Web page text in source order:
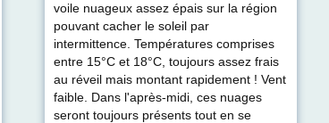
voile nuageux assez épais sur la région
pouvant cacher le soleil par
intermittence. Températures comprises
entre 15°C et 18°C, toujours assez frais
au réveil mais montant rapidement ! Vent
faible. Dans l'après-midi, ces nuages
seront toujours présents tout en se